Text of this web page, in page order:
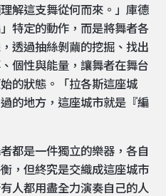
解這支舞從何而來。」庫德
特定的動作，而是將舞者各
透過抽絲剝繭的挖掘、找出
個性與能量，讓舞者在舞台
的狀態。「拉各斯這座城
的地方，這座城市就是『編
都是一件獨立的樂器，各自
，但終究是交織成這座城市
人都用盡全力演奏自己的人